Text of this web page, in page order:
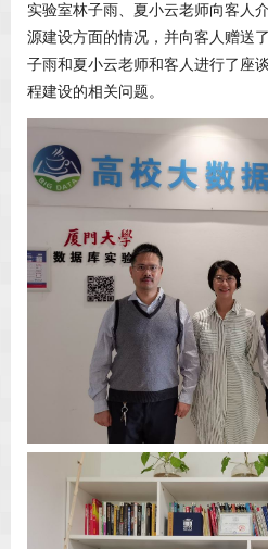
实验室林子雨、夏小云老师向客人
源建设方面的情况，并向客人赠送
子雨和夏小云老师和客人进行了座
程建设的相关问题。